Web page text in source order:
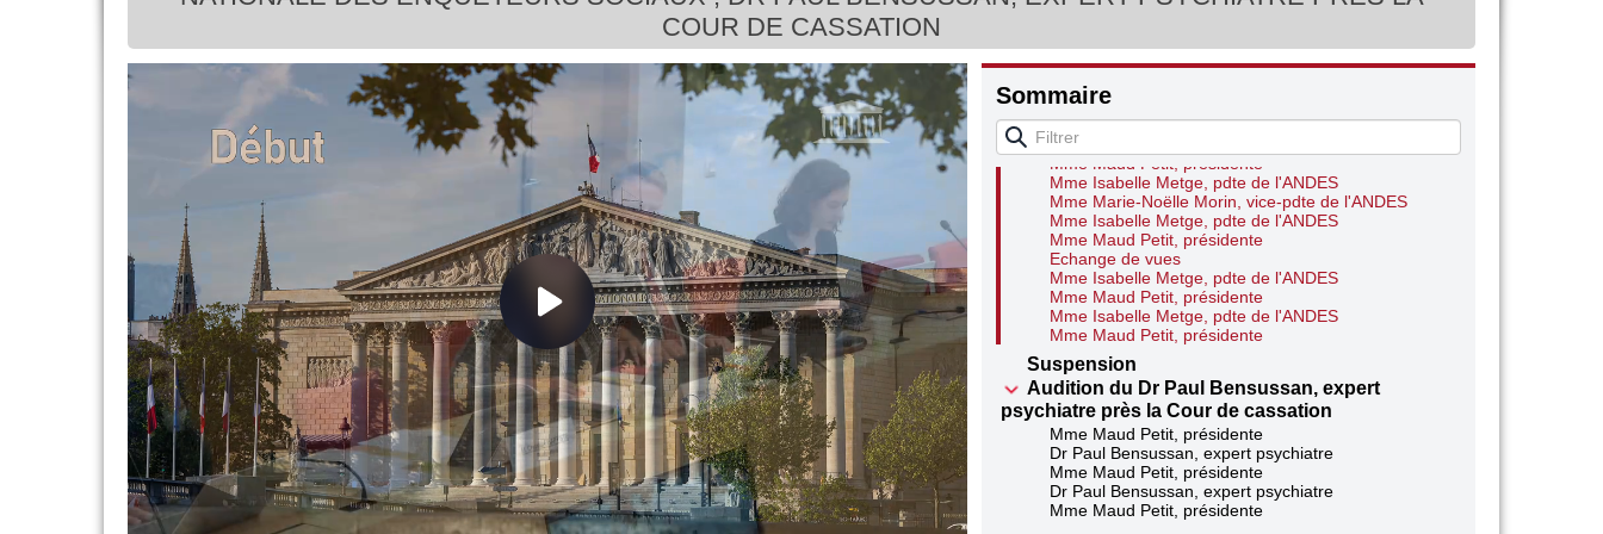
COUR DE CASSATION
Sommaire
M. Christian Baptiste, rapporteur
Mme Béatrice Roullaud
Mme Mathilde Feld
Réponse des auditionnées
Mme Mathilde Feld
Mme Marie-Noëlle Morin, vice-pdte de l'ANDES
Mme Isabelle Metge, pdte de l'ANDES
Mme Maud Petit, présidente
Mme Isabelle Metge, pdte de l'ANDES
Mme Marie-Noëlle Morin, vice-pdte de l'ANDES
Mme Isabelle Metge, pdte de l'ANDES
Mme Maud Petit, présidente
Echange de vues
Mme Isabelle Metge, pdte de l'ANDES
Mme Maud Petit, présidente
Mme Isabelle Metge, pdte de l'ANDES
Mme Maud Petit, présidente
Suspension
Audition du Dr Paul Bensussan, expert
psychiatre près la Cour de cassation
Mme Maud Petit, présidente
Dr Paul Bensussan, expert psychiatre
Mme Maud Petit, présidente
Dr Paul Bensussan, expert psychiatre
Mme Maud Petit, présidente